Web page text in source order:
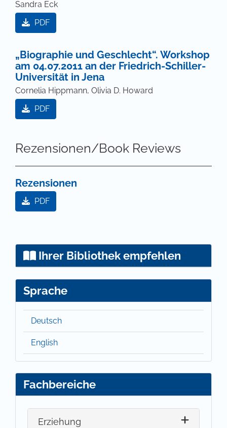
Sandra Eck
PDF
„Biographie und Geschlecht“. Workshop
am 04.07.2011 an der Friedrich-Schiller-
Universität in Jena
Cornelia Hippmann, Olivia D. Howard
PDF
Rezensionen/Book Reviews
Rezensionen
PDF
Ihrer Bibliothek empfehlen
Sprache
Deutsch
English
Fachbereiche
Erziehung